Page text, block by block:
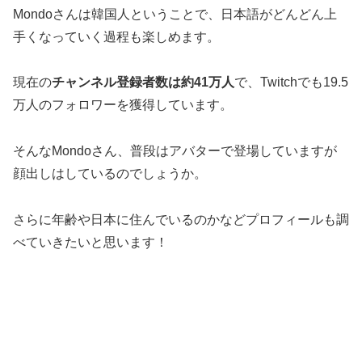
Mondoさんは韓国人ということで、日本語がどんどん上
手くなっていく過程も楽しめます。
現在のチャンネル登録者数は約41万人で、Twitchでも19.5
万人のフォロワーを獲得しています。
そんなMondoさん、普段はアバターで登場していますが
顔出しはしているのでしょうか。
さらに年齢や日本に住んでいるのかなどプロフィールも調
べていきたいと思います！